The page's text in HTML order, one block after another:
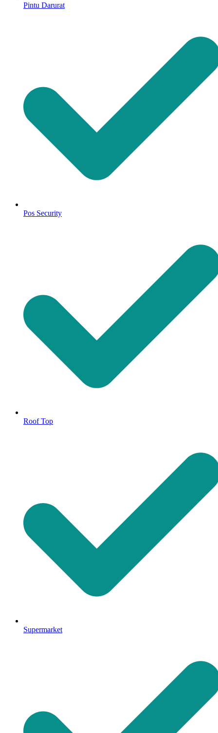
Pintu Darurat
Pos Security
Roof Top
Supermarket